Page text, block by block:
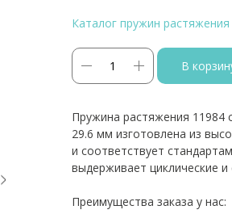
Каталог пружин растяжения
В
Пружина растяжения
29.6 мм изготовлена из
и соответствует
выдерживает циклические и
Преимущества заказа у нас: